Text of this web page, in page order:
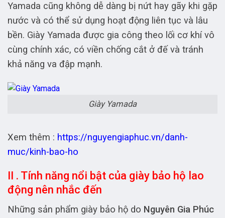
Yamada cũng không dễ dàng bị nứt hay gãy khi gặp
nước và có thể sử dụng hoạt động liên tục và lâu
bền. Giày Yamada được gia công theo lối cơ khí vô
cùng chính xác, có viền chống cắt ở đế và tránh
khả năng va đập mạnh.
Giày Yamada
Xem thêm : https://nguyengiaphuc.vn/danh-
muc/kinh-bao-ho
II . Tính năng nổi bật của giày bảo hộ lao
động nên nhắc đến
Những sản phẩm giày bảo hộ do Nguyên Gia Phúc